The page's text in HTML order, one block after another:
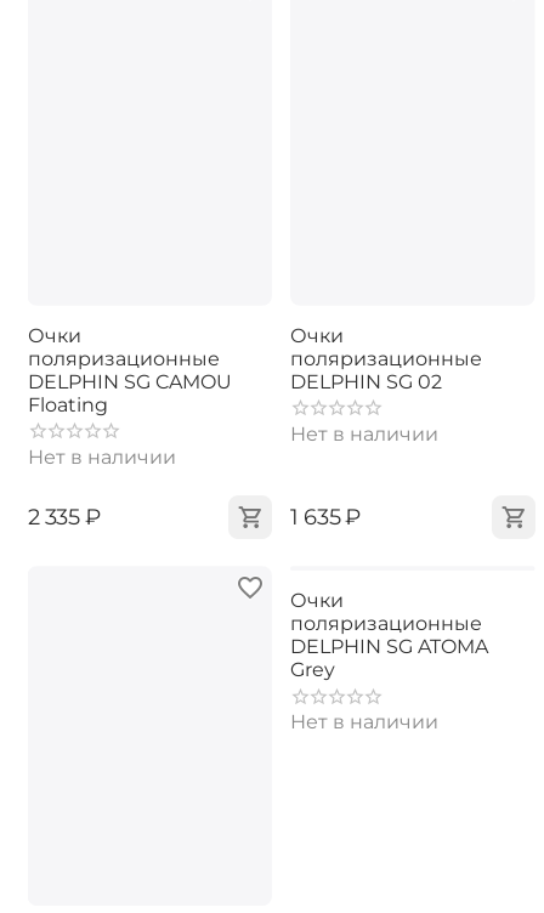
Очки
поляризационные
DELPHIN SG CAMOU
Floating
Нет в наличии
‍2 335‍₽
Очки
поляризационные
DELPHIN SG 02
Нет в наличии
‍1 635‍₽
Очки
поляризационные
DELPHIN SG ATOMA
Grey
Нет в наличии